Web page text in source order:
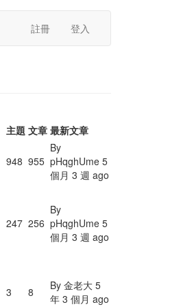
註冊 登入
主題 文章 最新文章
948 955
By
pHqghUme 5
個月 3 週 ago
247 256
By
pHqghUme 5
個月 3 週 ago
3 8 By 金老大 5
年 3 個月 ago